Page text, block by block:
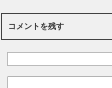
コメントを残す